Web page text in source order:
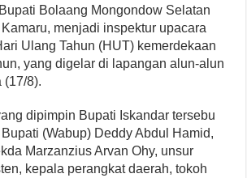
Bolaang Mongondow Selatan
menjadi inspektur upacara
Ulang Tahun (HUT) kemerdekaan
yang digelar di lapangan alun-alun
(17/8).
dipimpin Bupati Iskandar tersebu
(Wabup) Deddy Abdul Hamid,
Marzanzius Arvan Ohy, unsur
kepala perangkat daerah, tokoh